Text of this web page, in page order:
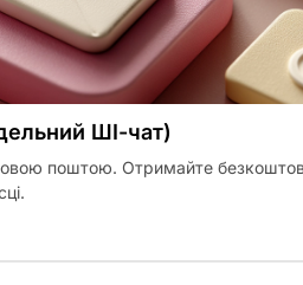
ШІ-чат)
поштою. Отримайте